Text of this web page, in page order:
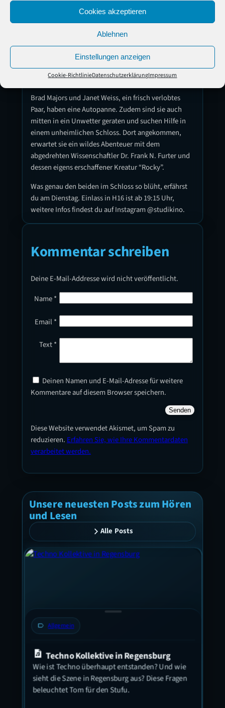
Cookies akzeptieren
Ablehnen
Einstellungen anzeigen
Cookie-RichtlinieDatenschutzerklärungImpressum
Dienstag, den 30. Juni 2026 | Filmname: The
Rocky Horror Picture Show | StudiKino | H16 |
Am Dienstag, den 30. Juni erwartet dich im StudiKino
mit „The Rocky Horror Picture Show“ ein Musical-
Klassiker.
Brad Majors und Janet Weiss, ein frisch verlobtes
Paar, haben eine Autopanne. Zudem sind sie auch
mitten in ein Unwetter geraten und suchen Hilfe in
einem unheimlichen Schloss. Dort angekommen,
erwartet sie ein wildes Abenteuer mit dem
abgedrehten Wissenschaftler Dr. Frank N. Furter und
dessen eigens erschaffener Kreatur “Rocky”.
Was genau den beiden im Schloss so blüht, erfährst
du am Dienstag. Einlass in H16 ist ab 19:15 Uhr,
weitere Infos findest du auf Instagram @studikino.
Kommentar schreiben
Deine E-Mail-Addresse wird nicht veröffentlicht.
Name*
Email *
Text*
Deinen Namen und E-Mail-Adresse für weitere
Kommentare auf diesem Browser speichern.
Diese Website verwendet Akismet, um Spam zu
reduzieren. Erfahren Sie, wie Ihre Kommentardaten
verarbeitet werden.
Unsere neuesten Posts zum Hören
und Lesen
Alle Posts
label Allgemein
Techno Kollektive in Regensburg
Wie ist Techno überhaupt entstanden? Und wie
sieht die Szene in Regensburg aus? Diese Fragen
beleuchtet Tom für den Stufu.